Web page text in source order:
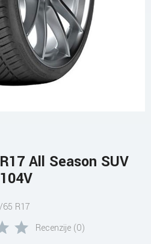
All Season SUV
104V
R17
Recenzije (0)